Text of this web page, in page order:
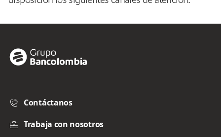
Contáctanos
Trabaja con nosotros